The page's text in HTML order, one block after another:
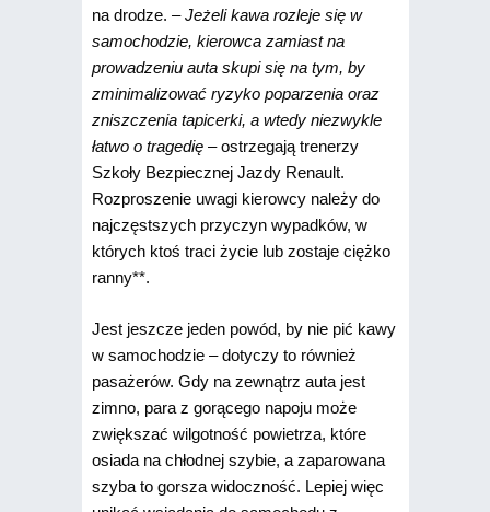
na drodze. – Jeżeli kawa rozleje się w
samochodzie, kierowca zamiast na
prowadzeniu auta skupi się na tym, by
zminimalizować ryzyko poparzenia oraz
zniszczenia tapicerki, a wtedy niezwykle
łatwo o tragedię– ostrzegają trenerzy
Szkoły Bezpiecznej Jazdy Renault.
Rozproszenie uwagi kierowcy należy do
najczęstszych przyczyn wypadków, w
których ktoś traci życie lub zostaje ciężko
ranny**.
Jest jeszcze jeden powód, by nie pić kawy
w samochodzie – dotyczy to również
pasażerów. Gdy na zewnątrz auta jest
zimno, para z gorącego napoju może
zwiększać wilgotność powietrza, które
osiada na chłodnej szybie, a zaparowana
szyba to gorsza widoczność. Lepiej więc